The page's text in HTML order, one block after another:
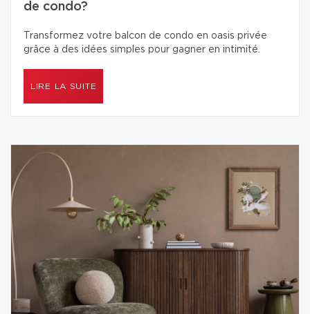
de condo?
Transformez votre balcon de condo en oasis privée
grâce à des idées simples pour gagner en intimité.
LIRE LA SUITE